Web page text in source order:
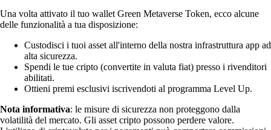
Una volta attivato il tuo wallet Green Metaverse Token, ecco alcune
delle funzionalità a tua disposizione:
Custodisci i tuoi asset all'interno della nostra infrastruttura app ad
alta sicurezza.
Spendi le tue cripto (convertite in valuta fiat) presso i rivenditori
abilitati.
Ottieni premi esclusivi iscrivendoti al programma Level Up.
Nota informativa: le misure di sicurezza non proteggono dalla
volatilità del mercato. Gli asset cripto possono perdere valore.